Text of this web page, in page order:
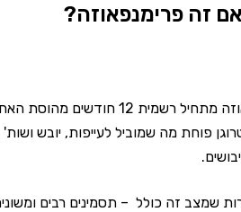
אם זה פרימנפאוזה?
גיל המעבר-מנפאוזה מתחיל
פוחת מה שמוביל לעייפות, יובש
שמצב זה כולל – תסמינים רבים